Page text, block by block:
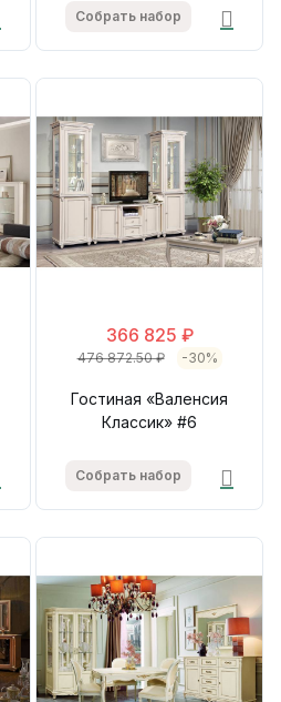
Собрать набор
366 825 ₽
476 872.50 ₽ -30%
Гостиная «Валенсия
Классик» #6
Собрать набор